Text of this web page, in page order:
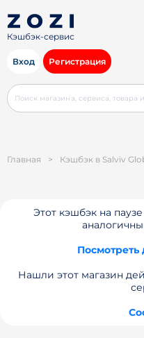
Кэшбэк-сервис
Вход Регистрация
Главная > Кэшбэк в Salviv
Этот кэшбэк на
Посмотреть
Нашли этот магазин